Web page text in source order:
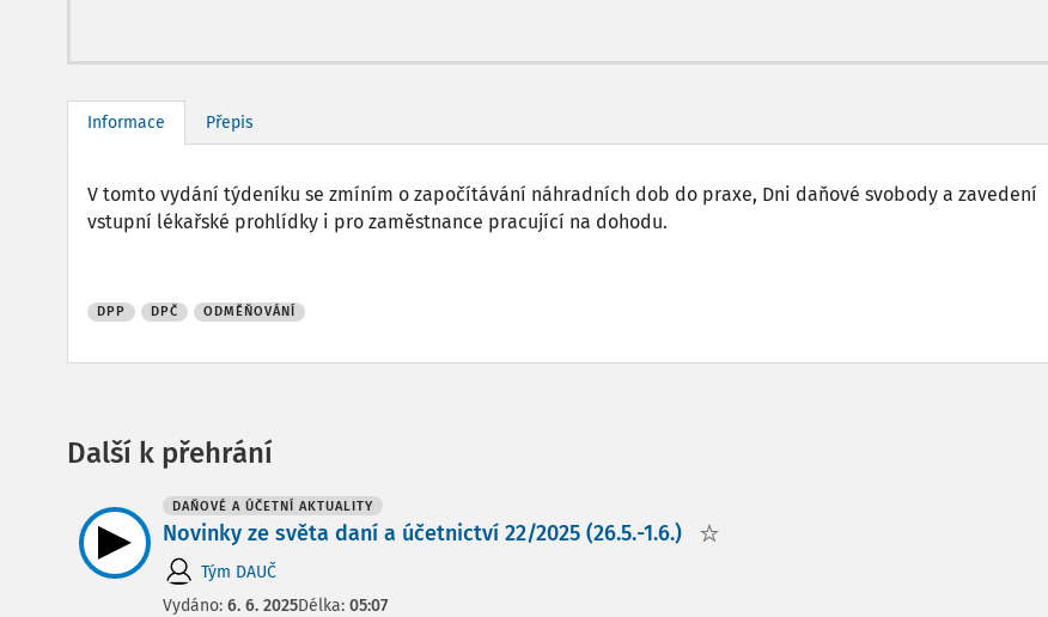
Informace Přepis
V tomto vydání týdeníku se zmíním o započítávání náhradních dob do praxe, Dni daňové svobody a zavedení
vstupní lékařské prohlídky i pro zaměstnance pracující na dohodu.
DPP DPČ ODMĚŇOVÁNÍ
Další k přehrání
DAŇOVÉ A ÚČETNÍ AKTUALITY
Novinky ze světa daní a účetnictví 22/2025 (26.5.-1.6.)
Tým DAUČ
Vydáno: 6. 6. 2025Délka: 05:07